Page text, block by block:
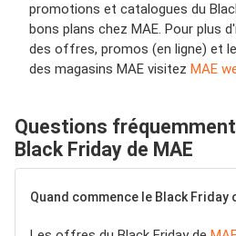
promotions et catalogues du
bons plans chez MAE. Pour plus
des offres, promos (en ligne) et
des magasins MAE visitez MAE
Questions
Black Friday de MAE
Quand commence le Black Friday